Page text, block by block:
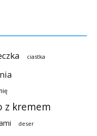
ciastka
z kremem
deser